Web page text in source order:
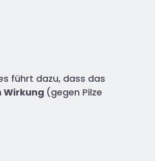
führt dazu, dass das
(gegen Pilze